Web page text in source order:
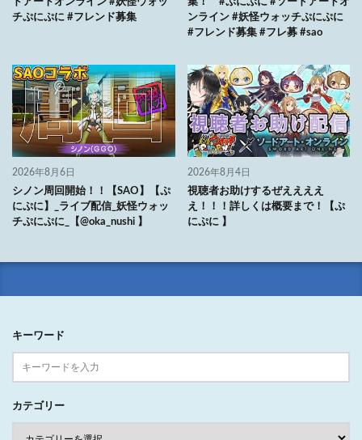
ドアートオンライン #妖怪ウォッ
チぷにぷに #フレンド募集
集！ #ぷにぷに #ソードアートオ
ンライン #妖怪ウォッチぷにぷに
#フレンド募集 #フレ募 #sao
2026年8月6日
シノン周回開始！！【SAO】【ぷ
にぷに】_ライブ配信_妖怪ウォッ
チぷにぷに_【@oka_nushi 】
2026年8月4日
視聴者お助けするぜええええ
え！！！詳しくは概要まで！【ぷ
にぷに 】
キーワード
カテゴリー